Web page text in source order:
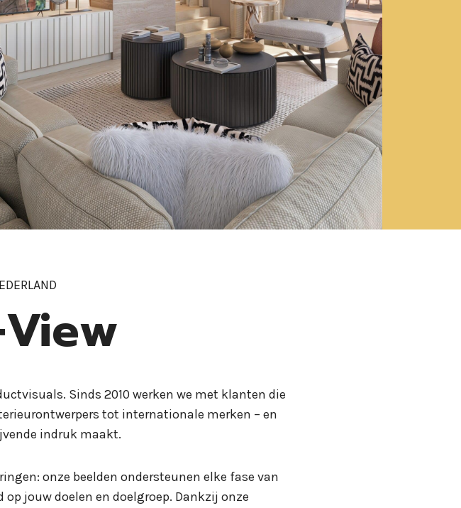
Sinds 2010 werken we met klanten die
tot internationale merken – en
indruk maakt.
onze beelden ondersteunen elke fase van
jouw doelen en doelgroep. Dankzij onze